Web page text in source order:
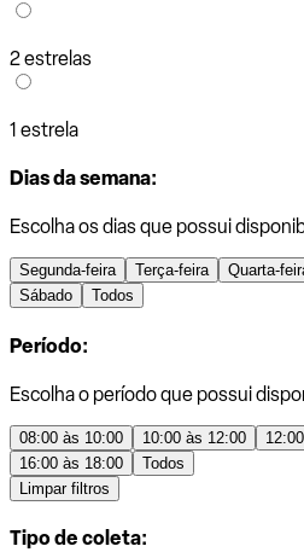
2 estrelas
1 estrela
Dias da semana:
Escolha os dias que possui
Segunda-feira Terça-feira Quarta-
Sábado
Todos
Período:
Escolha o período que possui
08:00 às 10:00 10:00 às 12:00
16:00 às 18:00
Todos
Limpar filtros
Tipo de coleta: